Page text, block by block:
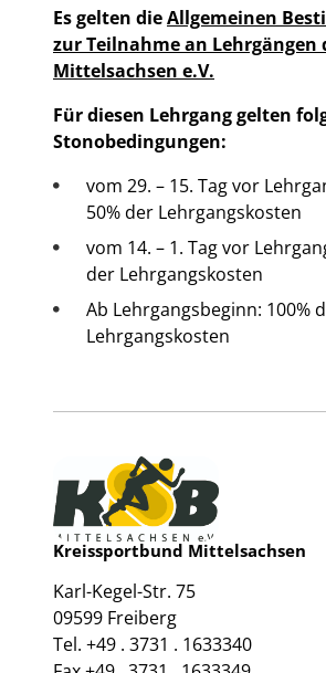
Es gelten dieAllgemeinen
zur Teilnahme an Lehrgängen
Mittelsachsen e.V.
Für diesen Lehrgang gelten
Stonobedingungen:
vom 29. – 15. Tag vor
50% der Lehrgangskosten
vom 14. – 1. Tag vor
der Lehrgangskosten
Ab Lehrgangsbeginn: 100%
Lehrgangskosten
Kreissportbund Mittelsachsen
Karl-Kegel-Str. 75
09599 Freiberg
Tel. +49 . 3731 . 1633340